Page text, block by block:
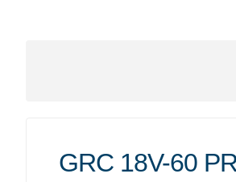
GRC 18V-60